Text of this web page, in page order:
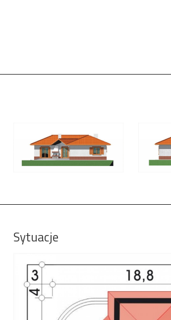
Sytuacje